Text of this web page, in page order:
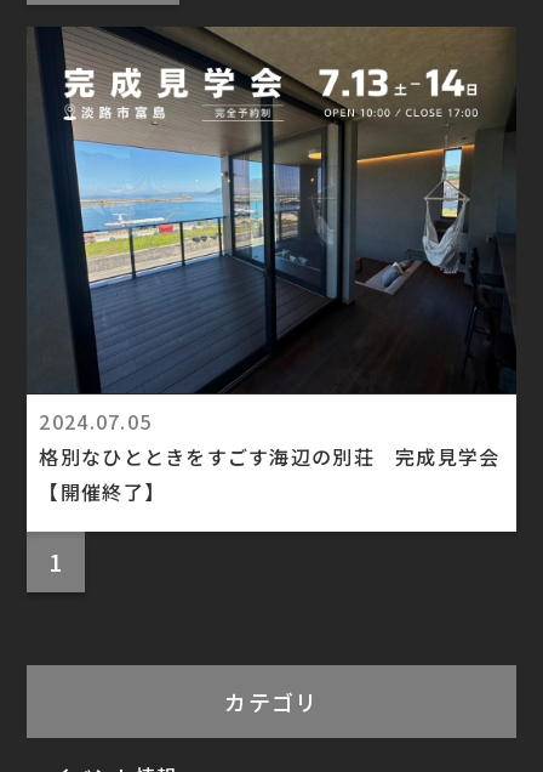
2024.07.05
格別なひとときをすごす海辺の別荘 完成見学会
【開催終了】
1
カテゴリ